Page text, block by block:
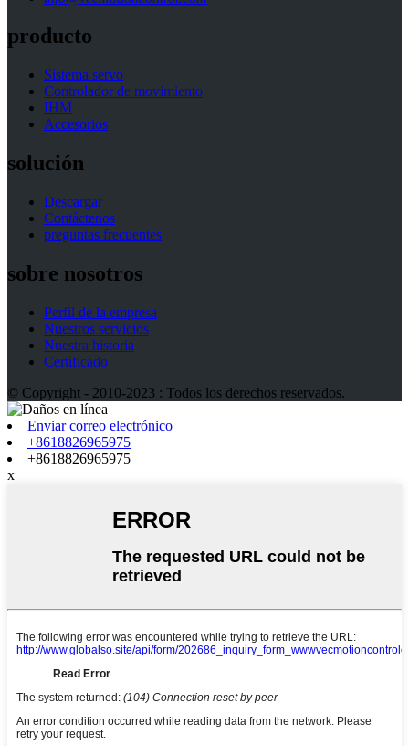
producto
Sistema servo
Controlador de movimiento
IHM
Accesorios
solución
Descargar
Contáctenos
preguntas frecuentes
sobre nosotros
Perfil de la empresa
Nuestros servicios
Nuestra historia
Certificado
© Copyright - 2010-2023 : Todos los derechos reservados.
Enviar correo electrónico
+8618826965975
+8618826965975
x